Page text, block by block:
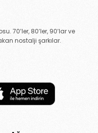
70’ler, 80’ler, 90’lar ve
nostalji şarkılar.